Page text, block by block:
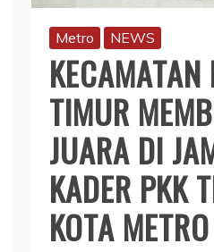
Metro NEWS
KECAMATAN
TIMUR
JUARA DI
KADER PKK
KOTA